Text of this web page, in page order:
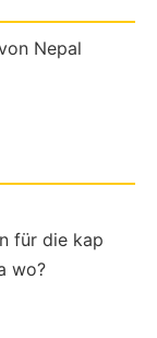
Nepal
für die kap
wo?